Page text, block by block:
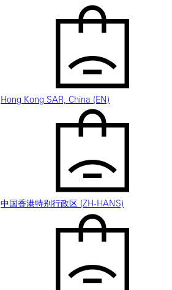
Hong Kong SAR, China (EN)
中国香港特别行政区 (ZH-HANS)